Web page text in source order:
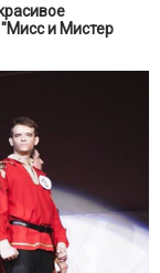
и Мистер